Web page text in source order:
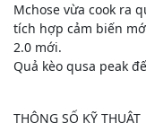
Mchose vừa cook ra
tích hợp cảm biến
2.0 mới.
Quả kèo qusa peak
THÔNG SỐ KỸ THUẬT